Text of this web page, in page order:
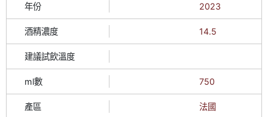
年份 2023
酒精濃度 14.5
建議試飲溫度
ml數 750
產區 法國